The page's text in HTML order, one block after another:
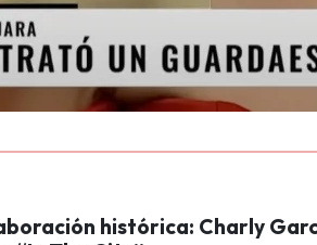
histórica: Charly